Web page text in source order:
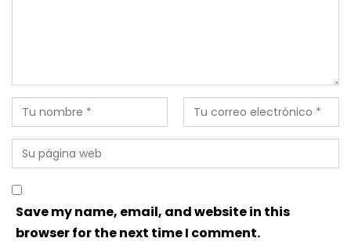
Save my name, email, and website in this
browser for the next time I comment.